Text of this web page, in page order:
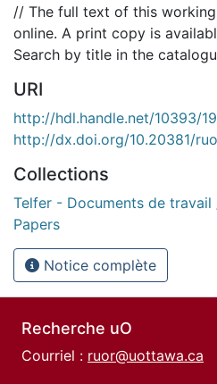
// The full text of this
online. A print copy is
Search by title in the
URI
http://hdl.handle.net/10393/
http://dx.doi.org/10.20381/
Collections
Telfer - Documents de
Papers
Notice complète
Recherche uO
Courriel : ruor@uottawa.ca